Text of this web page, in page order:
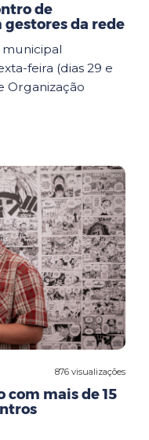
de
gestores da rede
municipal
feira (dias 29 e
Organização
876 visualizações
com mais de 15